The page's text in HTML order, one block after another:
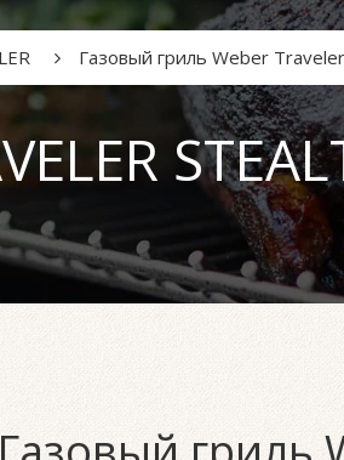
Газовый гриль Weber